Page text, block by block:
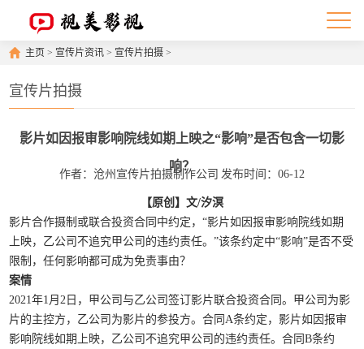
主页 > 宣传片资讯 > 宣传片拍摄 >
宣传片拍摄
影片如因报审影响院线如期上映之“影响”是否包含一切影
响？
作者：沧州宣传片拍摄制作公司 发布时间：06-12
【原创】文/汐溟
影片合作摄制或联合投资合同中约定，“影片如因报审影响院线如期
上映，乙公司不追究甲公司的违约责任。”该条约定中“影响”是否不受
限制，任何影响都可成为免责事由？
案情
2021年1月2日，甲公司与乙公司签订影片联合投资合同。甲公司为影
片的主控方，乙公司为影片的参投方。合同A条约定，影片如因报审
影响院线如期上映，乙公司不追究甲公司的违约责任。合同B条约